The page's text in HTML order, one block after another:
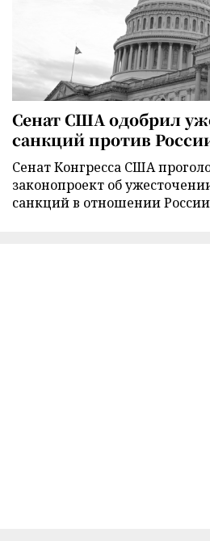
Сенат США одобрил
санкций против
Сенат Конгресса США
законопроект об
санкций в отношении